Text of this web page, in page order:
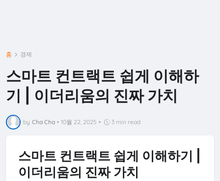
홈 경제
스마트 컨트랙트 쉽게 이해하
기 | 이더리움의 진짜 가치
by Cha Cha • 10월 22, 2025 • 3 min read
스마트 컨트랙트 쉽게 이해하기 |
이더리움의 진짜 가치